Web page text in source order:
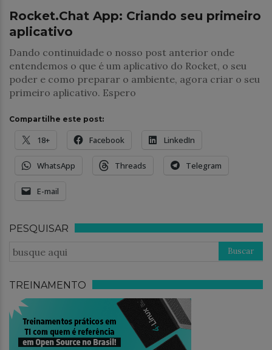
Rocket.Chat App: Criando seu primeiro
aplicativo
Dando continuidade o nosso post anterior onde
entendemos o que é um aplicativo do Rocket, o seu
poder e como preparar o ambiente, agora criar o seu
primeiro aplicativo. Espero
Compartilhe este post:
18+ Facebook LinkedIn
WhatsApp Threads Telegram
E-mail
PESQUISAR
TREINAMENTO